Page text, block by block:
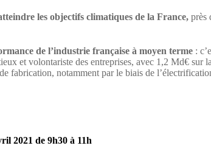
les objectifs climatiques de la France, près
de l’industrie française à moyen terme :
et volontariste des entreprises, avec 1,2 Md€ sur
fabrication, notamment par le biais de
2021 de 9h30 à 11h